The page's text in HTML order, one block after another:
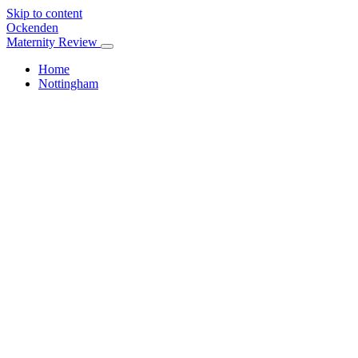
Skip to content
Ockenden
Maternity Review
Home
Nottingham